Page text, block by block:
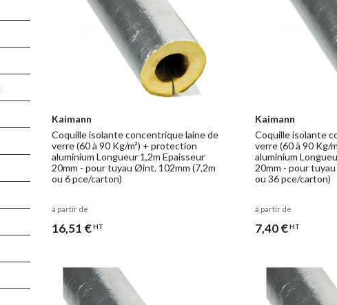
Kaimann
Coquille isolante concentrique laine de
verre (60 à 90 Kg/m²) + protection
aluminium Longueur 1,2m Epaisseur
20mm - pour tuyau Øint. 102mm (7,2m
ou 6 pce/carton)
à partir de
16,51 €HT
Kaimann
Coquille isolante
verre (60 à 90 Kg/
aluminium
20mm - pour
ou 36 pce/carton)
à partir de
7,40 €HT